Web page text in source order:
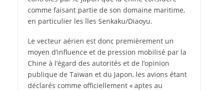
comme faisant partie de son domaine maritime,
en particulier les îles Senkaku/Diaoyu.
Le vecteur aérien est donc premièrement un
moyen d’influence et de pression mobilisé par la
Chine à l’égard des autorités et de l’opinion
publique de Taïwan et du Japon, les avions étant
déclarés comme officiellement « aptes au